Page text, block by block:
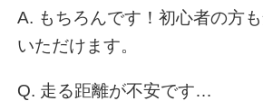
A. もちろんです！初心者の方
いただけます。
Q. 走る距離が不安です…